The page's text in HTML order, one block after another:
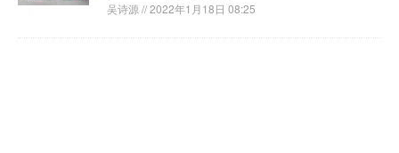
吴诗源 // 2022年1月18日 08:25